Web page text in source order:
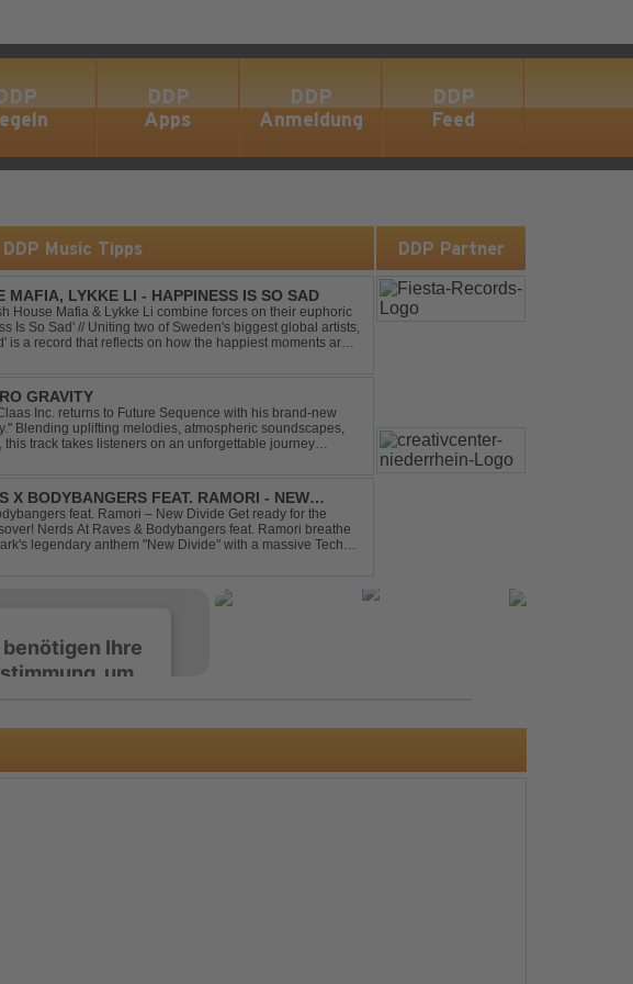
DDP
Apps
DDP
Anmeldung
DDP
Feed
DDP Music Tipps
MAFIA, LYKKE LI - HAPPINESS IS SO SAD
House Mafia & Lykke Li combine forces on their euphoric
Is So Sad' // Uniting two of Sweden's biggest global artists,
is a record that reflects on how the happiest moments are
GRAVITY
Inc. returns to Future Sequence with his brand-new
Blending uplifting melodies, atmospheric soundscapes,
this track takes listeners on an unforgettable journey
X BODYBANGERS FEAT. RAMORI - NEW
feat. Ramori – New Divide Get ready for the
Nerds At Raves & Bodybangers feat. Ramori breathe
legendary anthem "New Divide" with a massive Techno
DDP Partner
Ihre
um
zu laden!
Spotify,